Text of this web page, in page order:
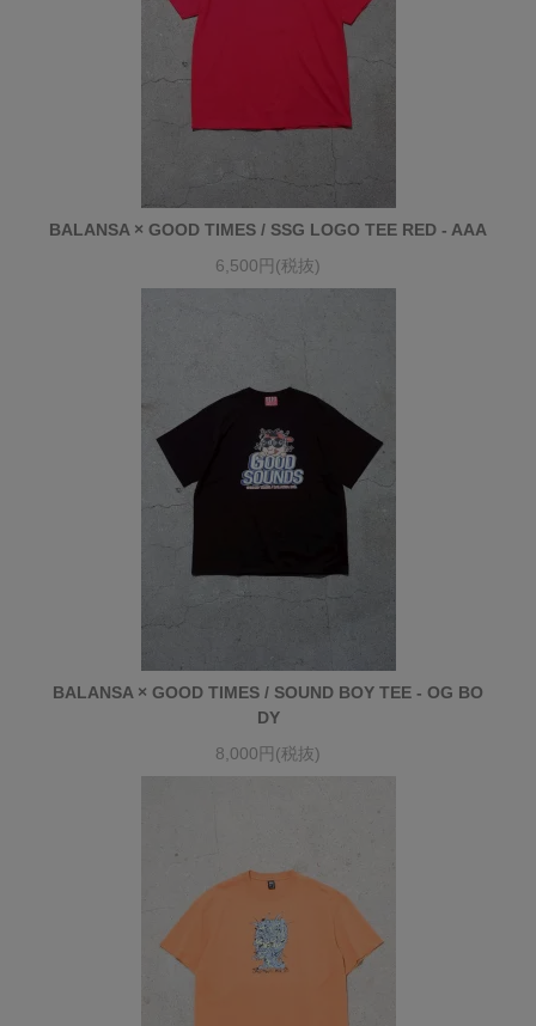
BALANSA × GOOD TIMES / SSG LOGO TEE RED - AAA
6,500円(税抜)
BALANSA × GOOD TIMES / SOUND BOY TEE - OG BO
DY
8,000円(税抜)